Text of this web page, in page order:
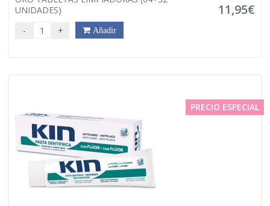
UNIDADES)
11,95€
- + Añadir
PRECIO ESPECIAL